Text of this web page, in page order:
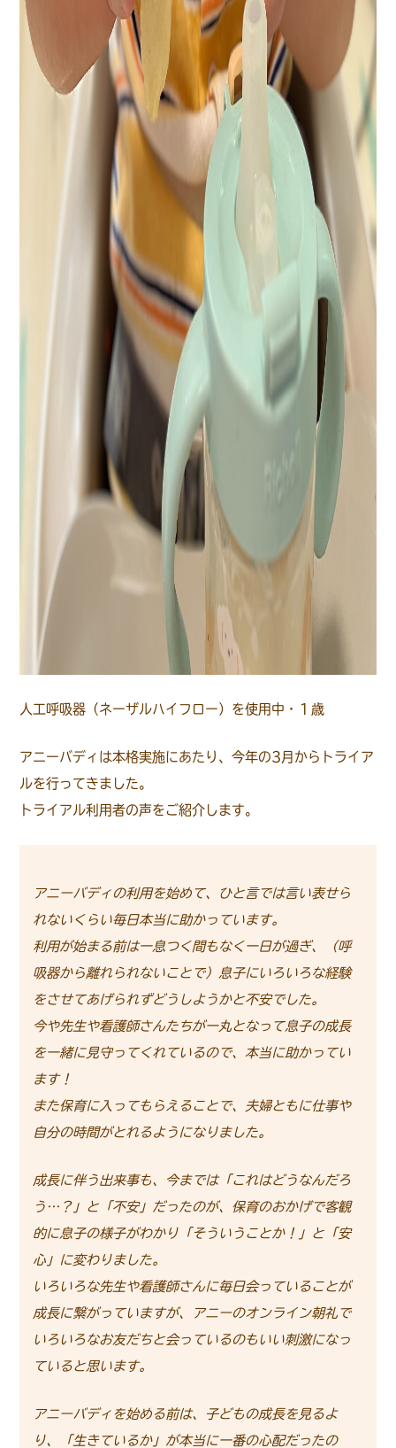
人工呼吸器（ネーザルハイフロー）を使用中・１歳
アニーバディは本格実施にあたり、今年の3月からトライア
ルを行ってきました。
トライアル利用者の声をご紹介します。
アニーバディの利用を始めて、ひと言では言い表せら
れないくらい毎日本当に助かっています。
利用が始まる前は一息つく間もなく一日が過ぎ、（呼
吸器から離れられないことで）息子にいろいろな経験
をさせてあげられずどうしようかと不安でした。
今や先生や看護師さんたちが一丸となって息子の成長
を一緒に見守ってくれているので、本当に助かってい
ます！
また保育に入ってもらえることで、夫婦ともに仕事や
自分の時間がとれるようになりました。
成長に伴う出来事も、今までは「これはどうなんだろ
う…？」と「不安」だったのが、保育のおかげで客観
的に息子の様子がわかり「そういうことか！」と「安
心」に変わりました。
いろいろな先生や看護師さんに毎日会っていることが
成長に繋がっていますが、アニーのオンライン朝礼で
いろいろなお友だちと会っているのもいい刺激になっ
ていると思います。
アニーバディを始める前は、子どもの成長を見るよ
り、「生きているか」が本当に一番の心配だったの